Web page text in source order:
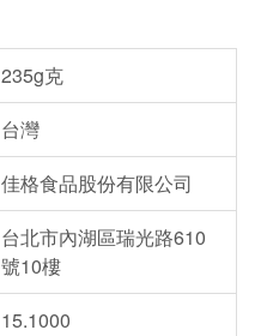
235g克
台灣
佳格食品股份有限公司
台北市內湖區瑞光路610
號10樓
15.1000